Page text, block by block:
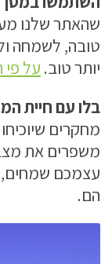
שהאתר שלנו
טובה, לשמחה
יותר טוב. על פי
בלו עם חיית
מחקרים
משפרים את
עצמכם שמחים,
הם.